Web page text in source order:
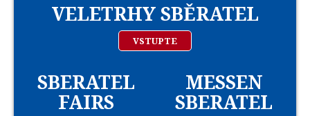
VELETRHY SBĚRATEL
VSTUPTE
SBERATEL
FAIRS
MESSEN
SBERATEL